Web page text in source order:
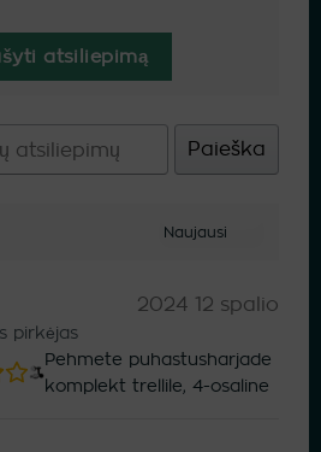
atsiliepimą
Paieška
pirkėjas
2024 12 spalio
Pehmete puhastusharjade
komplekt trellile, 4-osaline